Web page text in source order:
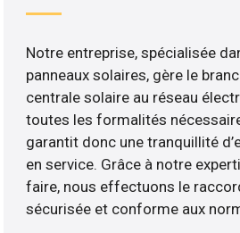
Notre entreprise, spécialisée
panneaux solaires, gère le
centrale solaire au réseau
toutes les formalités
garantit donc une tranquillité
en service. Grâce à notre
faire, nous effectuons le
sécurisée et conforme aux